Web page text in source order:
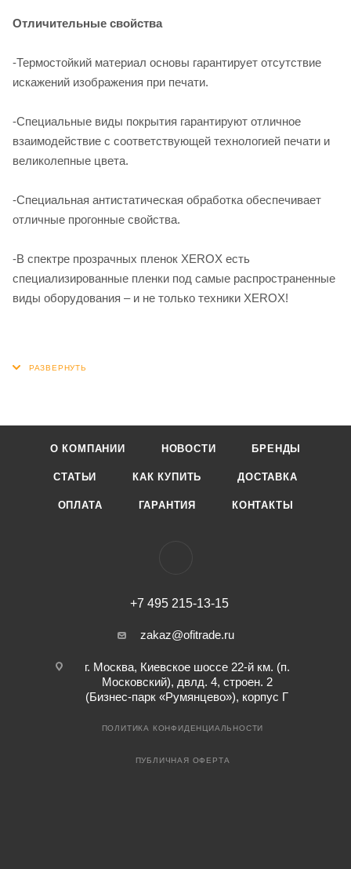
Отличительные свойства
-Термостойкий материал основы гарантирует отсутствие
искажений изображения при печати.
-Специальные виды покрытия гарантируют отличное
взаимодействие с соответствующей технологией печати и
великолепные цвета.
-Специальная антистатическая обработка обеспечивает
отличные прогонные свойства.
-В спектре прозрачных пленок XEROX есть
специализированные пленки под самые распространенные
виды оборудования – и не только техники XEROX!
О КОМПАНИИ НОВОСТИ БРЕНДЫ
СТАТЬИ КАК КУПИТЬ ДОСТАВКА
ОПЛАТА ГАРАНТИЯ КОНТАКТЫ
+7 495 215-13-15
zakaz@ofitrade.ru
г. Москва, Киевское шоссе 22-й км. (п.
Московский), двлд. 4, строен. 2
(Бизнес-парк «Румянцево»), корпус Г
ПОЛИТИКА КОНФИДЕНЦИАЛЬНОСТИ
ПУБЛИЧНАЯ ОФЕРТА